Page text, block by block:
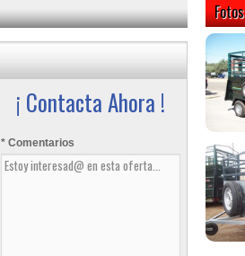
¡ Contacta Ahora !
* Comentarios
Fotos